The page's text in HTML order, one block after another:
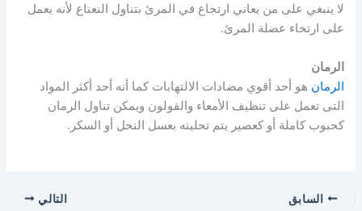
لا ينبغي على من يعاني ارتجاع في المرئ بتناول النعناع لأنه يعمل
على ارتخاء عضلة المرئ.
الرمان
الرمان هو أحد أقوي مضادات الالتهابات كما أنه أحد أكثر المواد
التى تعمل على تنظيف الأمعاء والقولون ويمكن تناول الرمان
كحبوب كاملة أو كعصير يتم تحليته بعسل النحل أو السكر.
السابق التالي